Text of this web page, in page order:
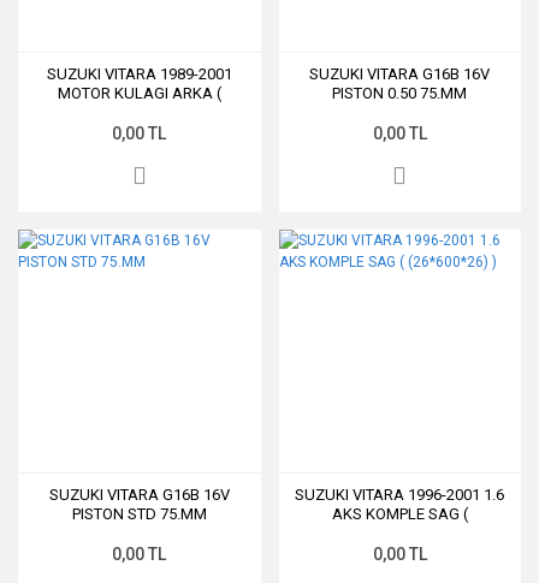
SUZUKI VITARA 1989-2001
MOTOR KULAGI ARKA (
0,00 TL
SUZUKI VITARA G16B 16V
PISTON 0.50 75.MM
0,00 TL
SUZUKI VITARA G16B 16V
PISTON STD 75.MM
0,00 TL
SUZUKI VITARA 1996-2001 1.6
AKS KOMPLE SAG (
0,00 TL